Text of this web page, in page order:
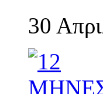
30